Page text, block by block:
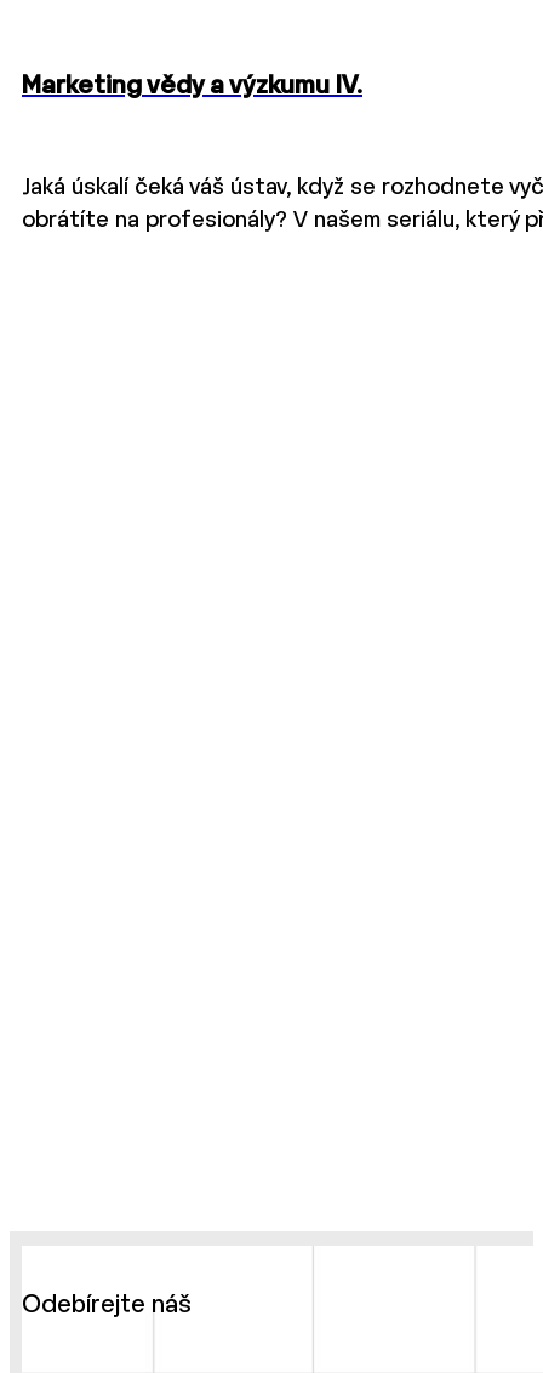
Marketing vědy a výzkumu IV.
Jaká úskalí čeká váš ústav, když se rozhodnete
obrátíte na profesionály? V našem seriálu, který
Odebírejte náš